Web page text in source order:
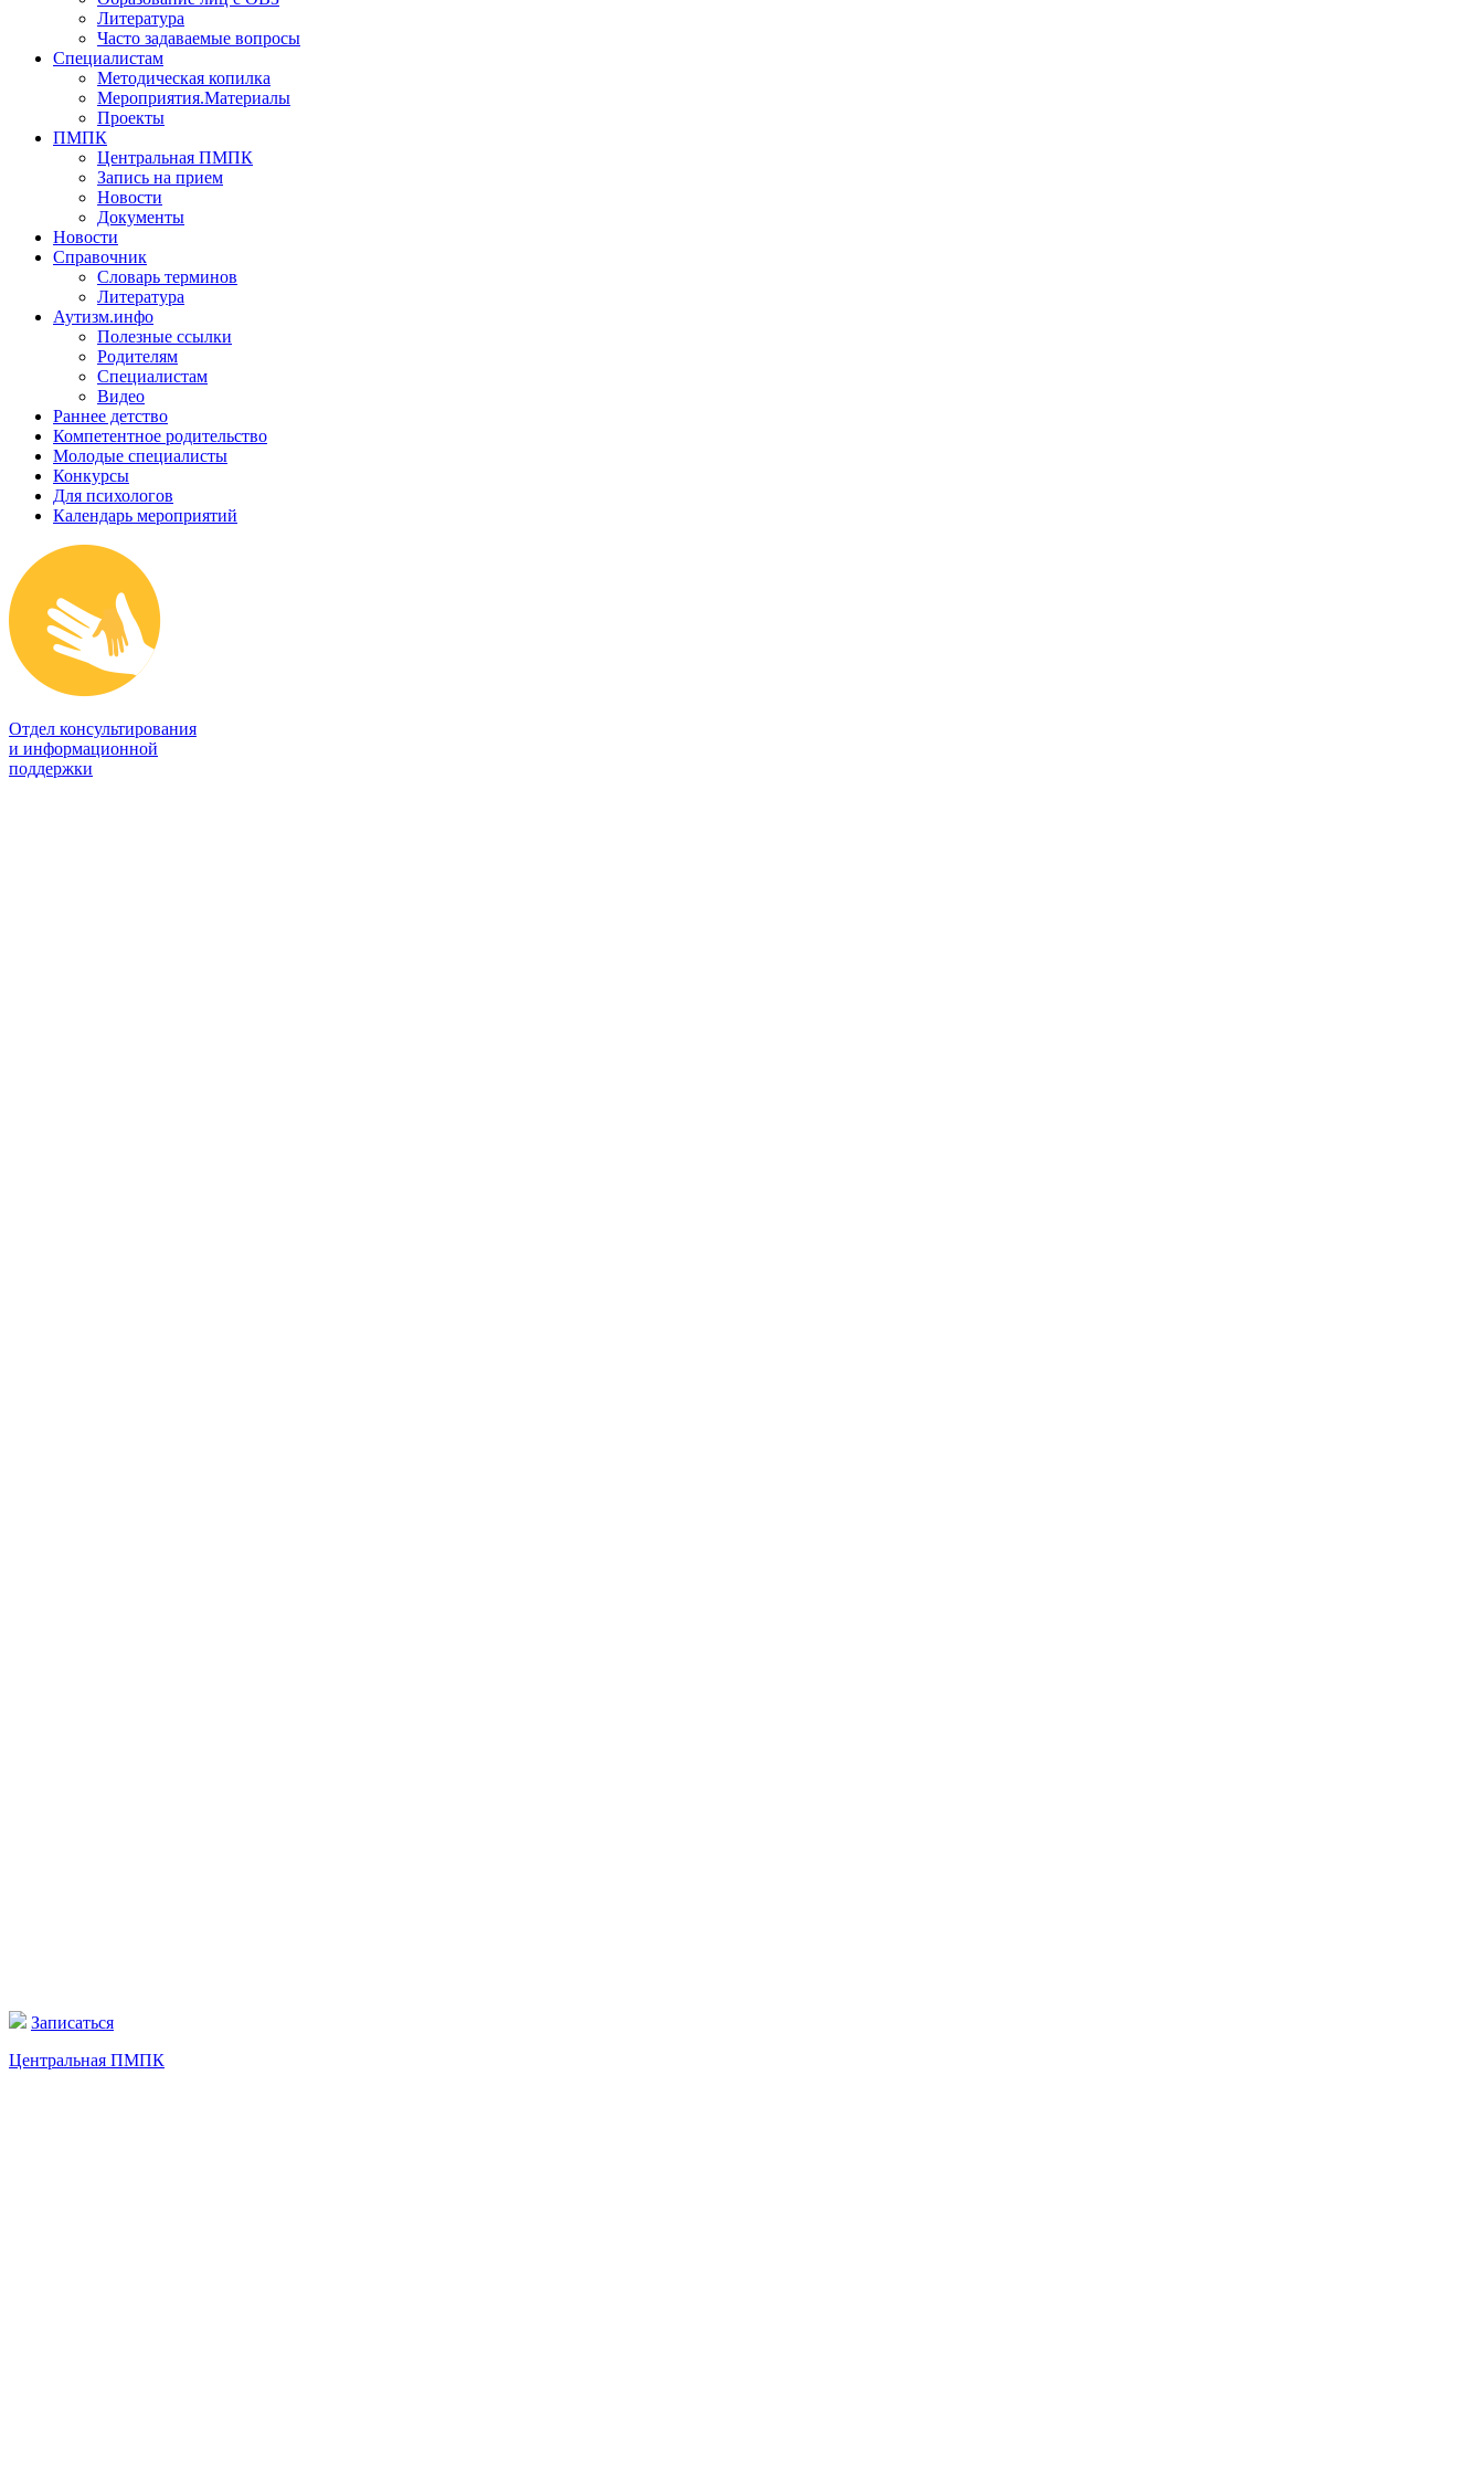
Литература
Часто задаваемые вопросы
Специалистам
Методическая копилка
Мероприятия.Материалы
Проекты
ПМПК
Центральная ПМПК
Запись на прием
Новости
Документы
Новости
Справочник
Словарь терминов
Литература
Аутизм.инфо
Полезные ссылки
Родителям
Специалистам
Видео
Раннее детство
Компетентное родительство
Молодые специалисты
Конкурсы
Для психологов
Календарь мероприятий
Отдел консультирования
и информационной
поддержки
Записаться
Центральная ПМПК